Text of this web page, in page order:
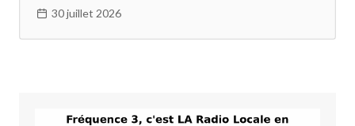
30 juillet 2026